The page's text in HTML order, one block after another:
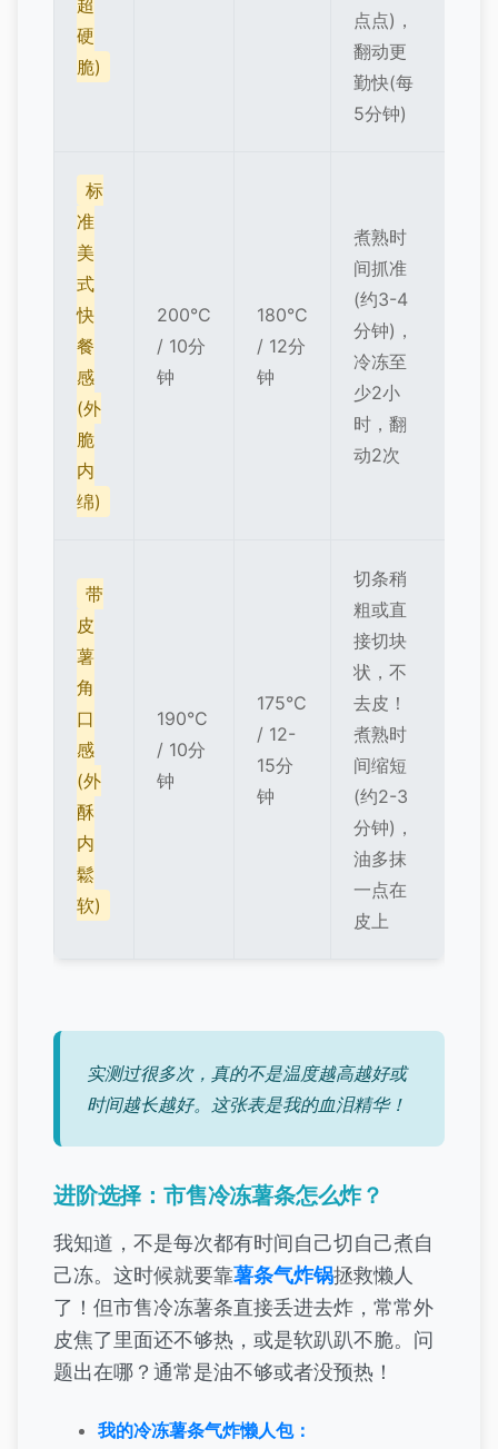
超
硬
脆)
点点)，
翻动更
勤快(每
5分钟)
标
准
美
式
快
餐
感
(外
脆
内
绵)
200°C
/ 10分
钟
180°C
/ 12分
钟
煮熟时
间抓准
(约3-4
分钟)，
冷冻至
少2小
时，翻
动2次
带
皮
薯
角
口
感
(外
酥
内
鬆
软)
190°C
/ 10分
钟
175°C
/ 12-
15分
钟
切条稍
粗或直
接切块
状，不
去皮！
煮熟时
间缩短
(约2-3
分钟)，
油多抹
一点在
皮上
实测过很多次，真的不是温度越高越好或
时间越长越好。这张表是我的血泪精华！
进阶选择：市售冷冻薯条怎么炸？
我知道，不是每次都有时间自己切自己煮自
己冻。这时候就要靠薯条气炸锅拯救懒人
了！但市售冷冻薯条直接丢进去炸，常常外
皮焦了里面还不够热，或是软趴趴不脆。问
题出在哪？通常是油不够或者没预热！
我的冷冻薯条气炸懒人包：